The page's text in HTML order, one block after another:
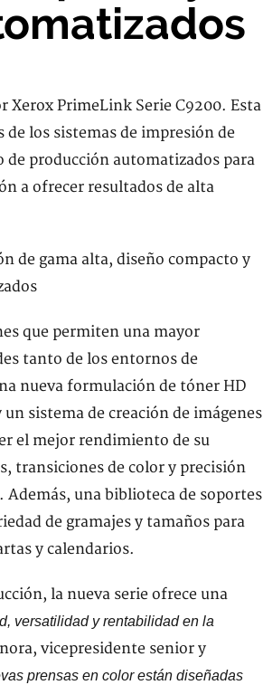
Xerox PrimeLink Serie C9200. Esta
de los sistemas de impresión de
de producción automatizados para
a ofrecer resultados de alta
que permiten una mayor
tanto de los entornos de
nueva formulación de tóner HD
sistema de creación de imágenes
el mejor rendimiento de su
transiciones de color y precisión
una biblioteca de soportes
de gramajes y tamaños para
y calendarios.
la nueva serie ofrece una
versatilidad y rentabilidad en la
vicepresidente senior y
prensas en color están diseñadas